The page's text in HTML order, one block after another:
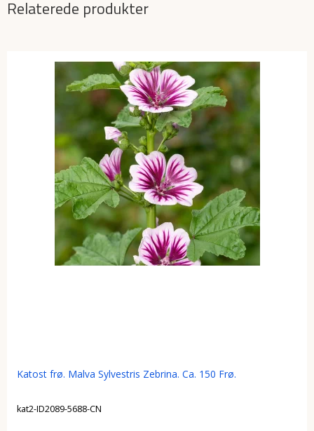
Relaterede produkter
Katost frø. Malva Sylvestris Zebrina. Ca. 150 Frø.
kat2-ID2089-5688-CN